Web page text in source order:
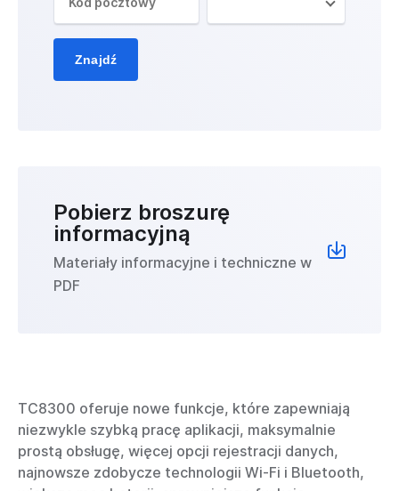
Znajdź
Pobierz broszurę
informacyjną
Materiały informacyjne i techniczne w
PDF
TC8300 oferuje nowe funkcje, które zapewniają
niezwykle szybką pracę aplikacji, maksymalnie
prostą obsługę, więcej opcji rejestracji danych,
najnowsze zdobycze technologii Wi-Fi i Bluetooth,